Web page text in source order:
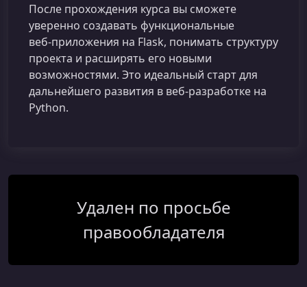
После прохождения курса вы сможете
уверенно создавать функциональные
веб‑приложения на Flask, понимать структуру
проекта и расширять его новыми
возможностями. Это идеальный старт для
дальнейшего развития в веб‑разработке на
Python.
Удален по просьбе
правообладателя